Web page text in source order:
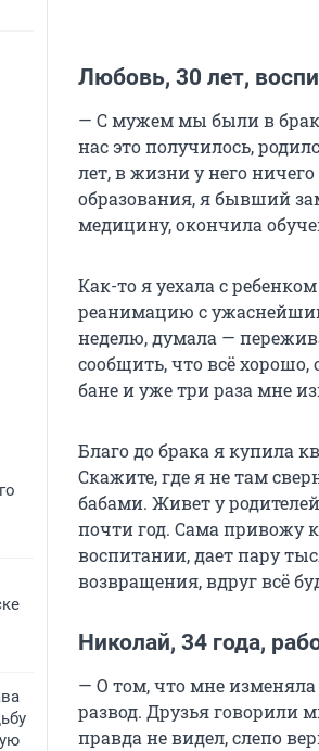
Любовь, 30 лет,
— С мужем мы были в браке
нас это получилось,
лет, в жизни у него
образования, я бывший
медицину, окончила
Как-то я уехала с
реанимацию с
неделю, думала —
сообщить, что всё
бане и уже три раза мне
Благо до брака я купила
Скажите, где я не там
бабами. Живет у
почти год. Сама привожу
воспитании, дает пару
возвращения, вдруг всё
Николай, 34 года,
— О том, что мне изменяла
развод. Друзья говорили
правда не видел, слепо